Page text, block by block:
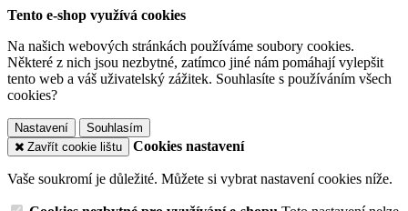
Tento e-shop využívá cookies
Na našich webových stránkách používáme soubory cookies.
Některé z nich jsou nezbytné, zatímco jiné nám pomáhají vylepšit
tento web a váš uživatelský zážitek. Souhlasíte s používáním všech
cookies?
Nastavení
Souhlasím
Zavřít cookie lištu
Cookies nastavení
Vaše soukromí je důležité. Můžete si vybrat nastavení cookies níže.